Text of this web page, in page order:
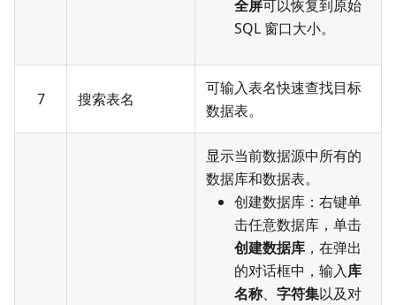
全屏可以恢复到原始
SQL 窗口大小。
7 搜索表名
可输入表名快速查找目标
数据表。
显示当前数据源中所有的
数据库和数据表。
创建数据库：右键单
击任意数据库，单击
创建数据库 ，在弹出
的对话框中，输入库
名称、 字符集以及对